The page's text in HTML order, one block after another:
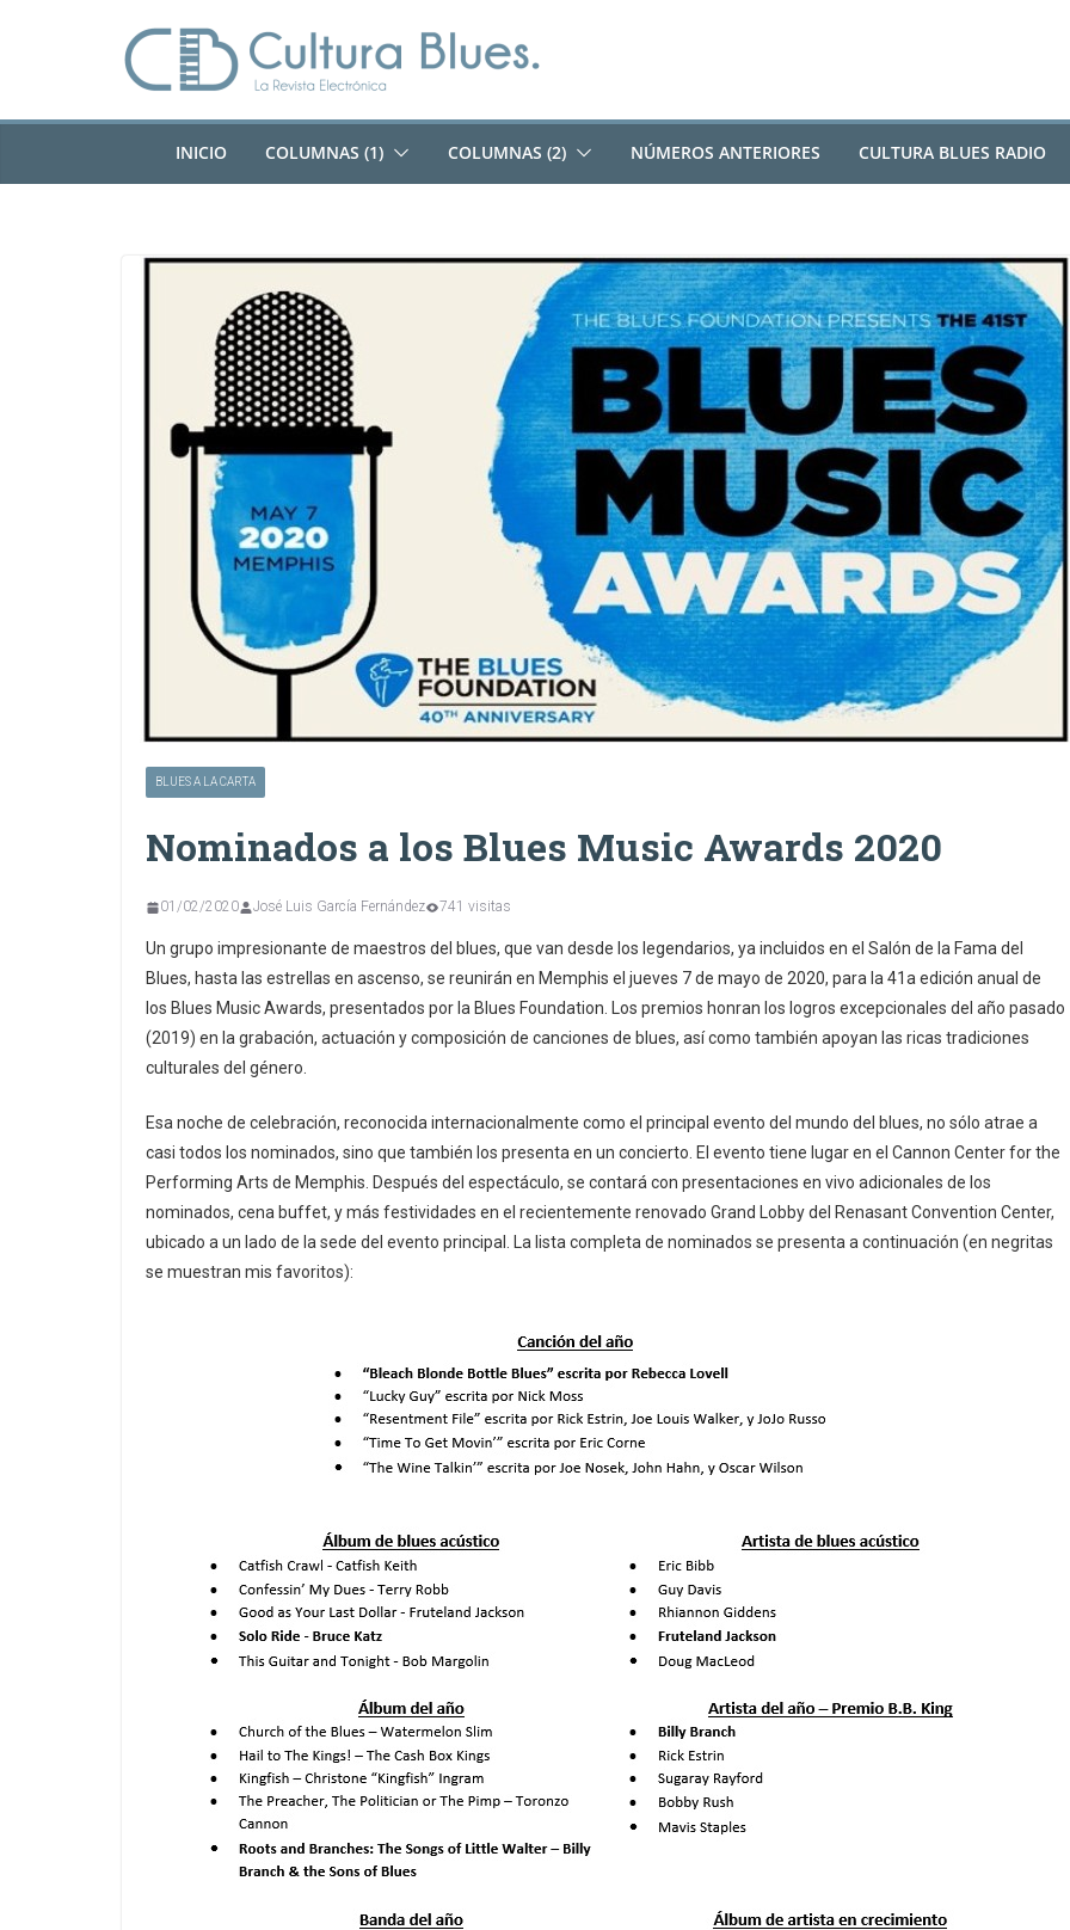
INICIO COLUMNAS (1) COLUMNAS (2) NÚMEROS ANTERIORES CULTURA BLUES RADIO
BLUES A LA CARTA
Nominados a los Blues Music Awards 2020
01/02/2020 José Luis García Fernández 741 visitas
Un grupo impresionante de maestros del blues, que van desde los legendarios, ya incluidos en el Salón de la Fama del
Blues, hasta las estrellas en ascenso, se reunirán en Memphis el jueves 7 de mayo de 2020, para la 41a edición anual de
los Blues Music Awards, presentados por la Blues Foundation. Los premios honran los logros excepcionales del año pasado
(2019) en la grabación, actuación y composición de canciones de blues, así como también apoyan las ricas tradiciones
culturales del género.
Esa noche de celebración, reconocida internacionalmente como el principal evento del mundo del blues, no sólo atrae a
casi todos los nominados, sino que también los presenta en un concierto. El evento tiene lugar en el Cannon Center for the
Performing Arts de Memphis. Después del espectáculo, se contará con presentaciones en vivo adicionales de los
nominados, cena buffet, y más festividades en el recientemente renovado Grand Lobby del Renasant Convention Center,
ubicado a un lado de la sede del evento principal. La lista completa de nominados se presenta a continuación (en negritas
se muestran mis favoritos):